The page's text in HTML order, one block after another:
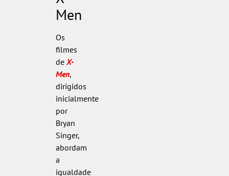
Men
Os
filmes
de X-
Men,
dirigidos
inicialmente
por
Bryan
Singer,
abordam
a
igualdade